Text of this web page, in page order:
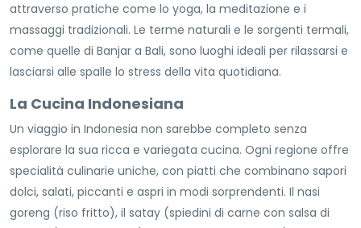
attraverso pratiche come lo yoga, la meditazione e i
massaggi tradizionali. Le terme naturali e le sorgenti termali,
come quelle di Banjar a Bali, sono luoghi ideali per rilassarsi e
lasciarsi alle spalle lo stress della vita quotidiana.
La Cucina Indonesiana
Un viaggio in Indonesia non sarebbe completo senza
esplorare la sua ricca e variegata cucina. Ogni regione offre
specialità culinarie uniche, con piatti che combinano sapori
dolci, salati, piccanti e aspri in modi sorprendenti. Il nasi
goreng (riso fritto), il satay (spiedini di carne con salsa di